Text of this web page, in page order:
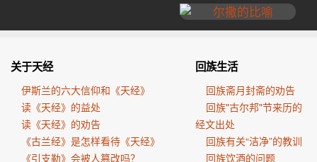
关于天经
伊斯兰的六大信仰和《天经》
读《天经》的益处
读《天经》的劝告
《古兰经》是怎样看待《天经》
《引支勒》会被人篡改吗？
回族生活
回族斋月封斋的劝告
回族"古尔邦"节来历的
经文出处
回族有关“洁净”的教训
回族饮酒的问题